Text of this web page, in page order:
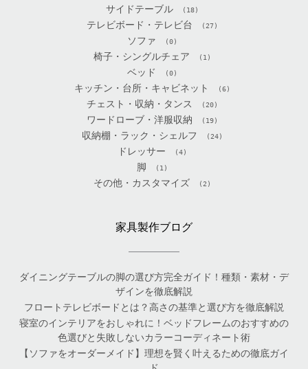
サイドテーブル (18)
テレビボード・テレビ台 (27)
ソファ (0)
椅子・シングルチェア (1)
ベッド (0)
キッチン・台所・キャビネット (6)
チェスト・収納・タンス (20)
ワードローブ・洋服収納 (19)
収納棚・ラック・シェルフ (24)
ドレッサー (4)
脚 (1)
その他・カスタマイズ (2)
家具製作ブログ
ダイニングテーブルの脚の選び方完全ガイド！種類・素材・デ
ザインを徹底解説
フロートテレビボードとは？高さの基準と選び方を徹底解説
寝室のインテリアをおしゃれに！ベッドフレームのおすすめの
色選びと失敗しないカラーコーディネート術
【ソファをオーダーメイド】理想を賢く叶えるための徹底ガイ